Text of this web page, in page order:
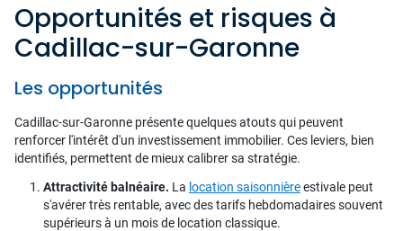
Opportunités et risques à
Cadillac-sur-Garonne
Les opportunités
Cadillac-sur-Garonne présente quelques atouts qui peuvent
renforcer l'intérêt d'un investissement immobilier. Ces leviers, bien
identifiés, permettent de mieux calibrer sa stratégie.
Attractivité balnéaire. La location saisonnièreestivale peut
s'avérer très rentable, avec des tarifs hebdomadaires souvent
supérieurs à un mois de location classique.